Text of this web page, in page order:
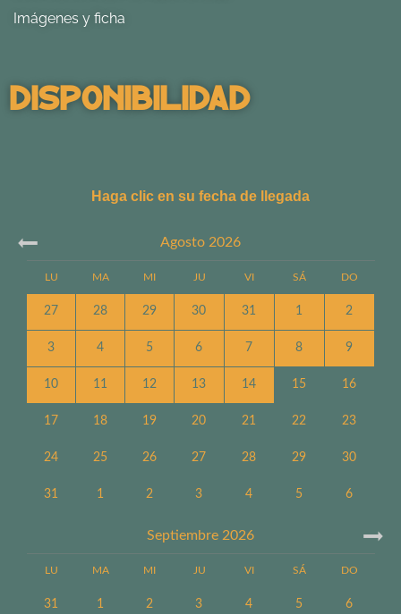
Imágenes y ficha
Disponibilidad
Haga clic en su fecha de llegada
Agosto 2026
LU MA MI JU VI SÁ DO
27 28 29 30 31 1 2
3 4 5 6 7 8 9
10 11 12 13 14 15 16
17 18 19 20 21 22 23
24 25 26 27 28 29 30
31 1 2 3 4 5 6
Septiembre 2026
LU MA MI JU VI SÁ DO
31 1 2 3 4 5 6